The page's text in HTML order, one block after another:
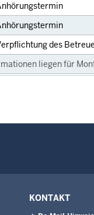
des
liegen für
KONTAKT